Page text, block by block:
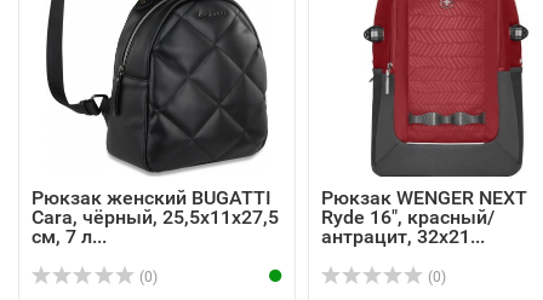
Рюкзак женский BUGATTI
Cara, чёрный, 25,5х11х27,5
см, 7 л...
(0)
Рюкзак WENGER NEXT
Ryde 16", красный/
антрацит, 32х21...
(0)